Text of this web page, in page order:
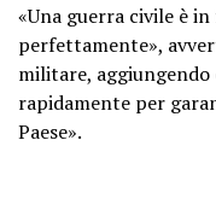
«Una guerra civile è
perfettamente»,
militare, aggiungendo
rapidamente per
Paese».